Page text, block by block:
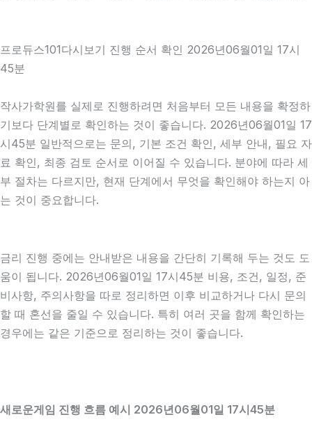
프로듀스101다시보기 진행 순서 확인 2026년06월01일 17시
45분
작사가학원를 실제로 진행하려면 처음부터 모든 내용을 확정하
기보다 단계별로 확인하는 것이 좋습니다. 2026년06월01일 17
시45분 일반적으로는 문의, 기본 조건 확인, 세부 안내, 필요 자
료 확인, 최종 검토 순서로 이어질 수 있습니다. 분야에 따라 세
부 절차는 다르지만, 현재 단계에서 무엇을 확인해야 하는지 아
는 것이 중요합니다.
금리 진행 중에는 안내받은 내용을 간단히 기록해 두는 것도 도
움이 됩니다. 2026년06월01일 17시45분 비용, 조건, 일정, 준
비사항, 주의사항을 따로 정리하면 이후 비교하거나 다시 문의
할 때 혼선을 줄일 수 있습니다. 특히 여러 곳을 함께 확인하는
경우에는 같은 기준으로 정리하는 것이 좋습니다.
새로운게임 진행 흐름 예시 2026년06월01일 17시45분